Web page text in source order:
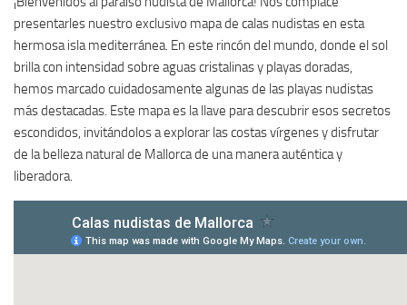
presentarles nuestro exclusivo mapa de calas nudistas en esta
hermosa isla mediterránea. En este rincón del mundo, donde el sol
brilla con intensidad sobre aguas cristalinas y playas doradas,
hemos marcado cuidadosamente algunas de las playas nudistas
más destacadas. Este mapa es la llave para descubrir esos secretos
escondidos, invitándolos a explorar las costas vírgenes y disfrutar
de la belleza natural de Mallorca de una manera auténtica y
liberadora.